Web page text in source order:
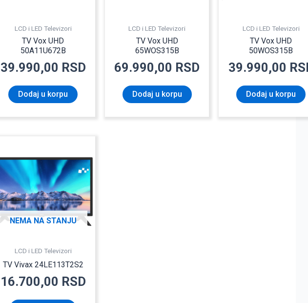
LCD i LED Televizori
TV Vox UHD
50A11U672B
39.990,00 RSD
Dodaj u korpu
LCD i LED Televizori
TV Vox UHD
65WOS315B
69.990,00 RSD
Dodaj u korpu
LCD i LED Televizori
TV Vox UHD
50WOS315B
39.990,00
Dodaj u korpu
NEMA NA STANJU
LCD i LED Televizori
TV Vivax 24LE113T2S2
16.700,00 RSD